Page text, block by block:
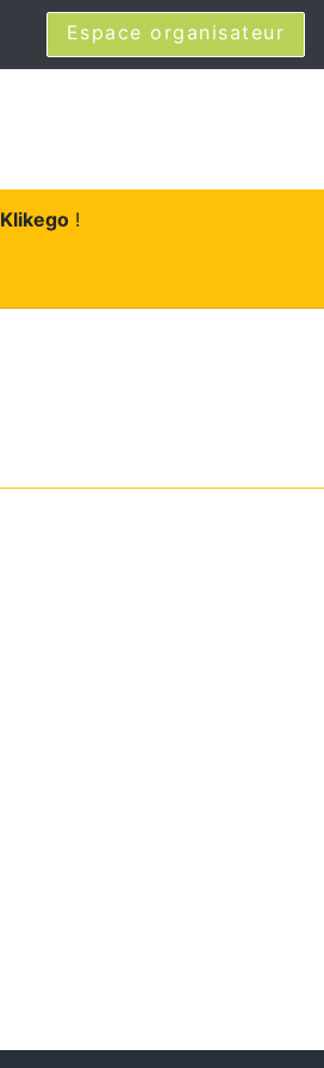
Espace organisateur
Klikego!